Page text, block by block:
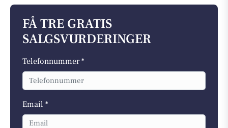
FÅ TRE GRATIS
SALGSVURDERINGER
Telefonnummer *
Email *